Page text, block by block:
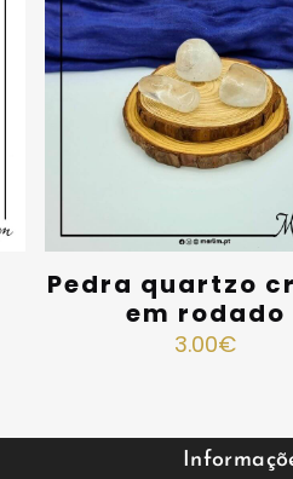
Pedra quartzo
em rodado
3.00€